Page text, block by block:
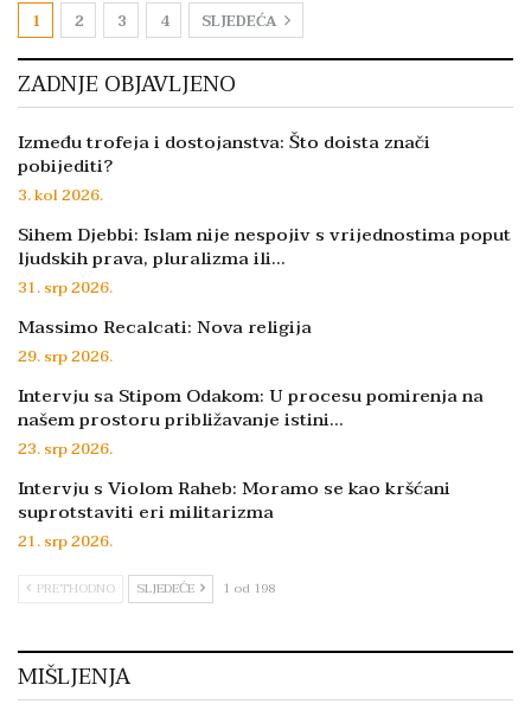
1 2 3 4 SLJEDEĆA
ZADNJE OBJAVLJENO
Između trofeja i dostojanstva: Što doista znači
pobijediti?
3. kol 2026.
Sihem Djebbi: Islam nije nespojiv s vrijednostima poput
ljudskih prava, pluralizma ili…
31. srp 2026.
Massimo Recalcati: Nova religija
29. srp 2026.
Intervju sa Stipom Odakom: U procesu pomirenja na
našem prostoru približavanje istini…
23. srp 2026.
Intervju s Violom Raheb: Moramo se kao kršćani
suprotstaviti eri militarizma
21. srp 2026.
PRETHODNO SLJEDEĆE 1 od 198
MIŠLJENJA